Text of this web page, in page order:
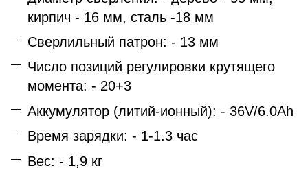
кирпич - 16 мм, сталь -18 мм
Сверлильный патрон: - 13 мм
Число позиций регулировки крутящего
момента: - 20+3
Аккумулятор (литий-ионный): - 36V/6.0Ah
Время зарядки: - 1-1.3 час
Вес: - 1,9 кг